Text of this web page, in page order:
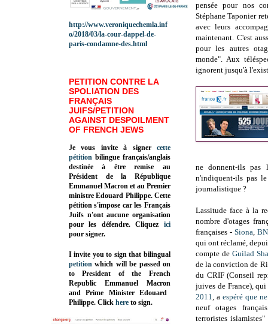
pensée pour nos
Stéphane Taponier
avec leurs
maintenant. C'est
pour les autres
monde". Aux
ignorent jusqu'à
ne donnent-ils pas
n'indiquent-ils pas
journalistique ?
Lassitude face à la
nombre d'otages
françaises -Siona,
qui ont réclamé,
compte de Guilad
de la conviction de
du CRIF (Conseil
juives de France),
2011, a espéré que
neuf otages
terroristes islamistes"
http://www.veroniquechemla.inf
o/2018/03/la-cour-dappel-de-
paris-condamne-des.html
PETITION CONTRE LA
SPOLIATION DES
FRANÇAIS
JUIFS/PETITION
AGAINST DESPOILMENT
OF FRENCH JEWS
Je vous invite à signer cette
pétition bilingue français/anglais
destinée à être remise au
Président de la République
Emmanuel Macron et au Premier
ministre Edouard Philippe. Cette
pétition s'impose car les Français
Juifs n'ont aucune organisation
pour les défendre. Cliquez
ici
pour signer.
I invite you to sign that bilingual
petition which will be passed on
to President of the French
Republic Emmanuel Macron
and Prime MinisterEdouard
Philippe. Click here to sign.